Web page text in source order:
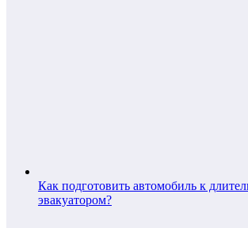
Как подготовить автомобиль к
эвакуатором?